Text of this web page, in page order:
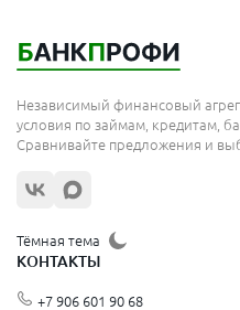
Независимый финансовый
условия по займам, кредитам,
Сравнивайте предложения и
Тёмная тема
КОНТАКТЫ
+7 906 601 90 68